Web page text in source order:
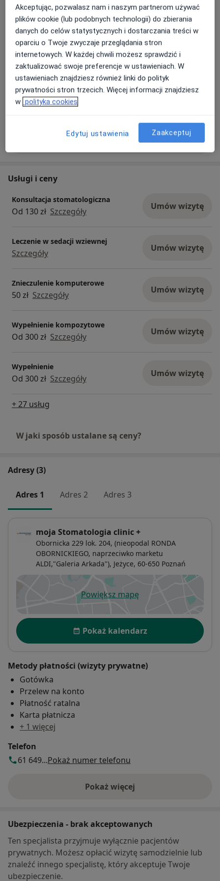
• Wysokiej jakości usługi
• Placówki wysoko oceniane przez Pacjentów
• Wielu ekspertów z różnych dziedzin
stomatologii w jednym miejscu
• Przestronne gabinety
• Przyjazna atmosfera
• Porozumiewamy się w sposób otwarty, szczery,
przejrzysty
• Kierujemy się zdrowym rozsądkiem,
• Nieustannie rozwijamy się, edukujemy się,
• Słuchamy
Wystarczy skorzystać aby przekonać się
Dowiedz się więcej
19/10/2024
Pokaż więcej aktualności (2)
Usługi i ceny
Konsultacja stomatologiczna
Od 130 zł Szczegóły Umów wizytę
Leczenie w sedacji wziewnej
Szczegóły Umów wizytę
Znieczulenie komputerowe
50 zł Szczegóły Umów wizytę
Wypełnienie kompozytowe
Od 300 zł Szczegóły Umów wizytę
Wypełnienie
Od 300 zł Szczegóły Umów wizytę
+ 27 usług
W jaki sposób ustalane są ceny?
Adresy (3)
Adres 1 Adres 2 Adres 3
moja Stomatologia clinic +
Obornicka 229 lok. 204, (nieopodal RONDA
OBORNICKIEGO, naprzeciwko marketu
ALDI,"Galeria Arkada"), Jeżyce, 60-650 Poznań
Powiększ mapęotwiera się w nowej karcie
Dostępność
Pokaż kalendarz
Metody płatności (wizyty prywatne)
Gotówka
Przelew na konto
Płatność ratalna
Karta płatnicza
+ 1 więcej
Telefon
61 649...Pokaż numer telefonu
Pokaż więcej
o adresie
Ubezpieczenia - brak akceptowanych
Ten specjalista przyjmuje wyłącznie pacjentów
prywatnych. Możesz opłacić wizytę samodzielnie lub
znaleźć innego specjalistę, który akceptuje Twoje
ubezpieczenie.
Akceptując, pozwalasz nam i naszym partnerom używać
plików cookie (lub podobnych technologii) do zbierania
danych do celów statystycznych i dostarczania treści w
oparciu o Twoje zwyczaje przeglądania stron
internetowych. W każdej chwili możesz sprawdzić i
zaktualizować swoje preferencje w ustawieniach. W
ustawieniach znajdziesz również linki do polityk
prywatności stron trzecich. Więcej informacji znajdziesz
w polityka cookies
Edytuj ustawienia Zaakceptuj